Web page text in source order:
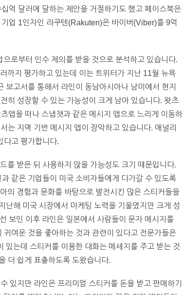
억 달러에 달하는 제안을 거절하기도 했고 페이스북은
업 1인자인 라쿠텐(Rakuten)은 바이버(Viber)를 9억
로부터 인수 제의를 받을 것으로 분석하고 있습니다.
지 평가하고 있는데 이는 트위터가 지난 11월 뉴욕
고서를 통해서 라인이 동남아시아나 남미에서 현지
히 성장할 수 있는 가능성이 크게 남아 있습니다. 왓츠
앱을 떠나 스냅챗과 같은 메시지 앱으로 느리게 이동하
는 지역 기반 메시지 앱이 장악하고 있습니다. 애널리
다고 평가합니다.
를 받은 뒤 사용하지 않을 가능성도 크기 때문입니다.
같은 기업들이 미국 소비자들에게 다가갈 수 있도록
의 경험과 문화를 바탕으로 발전시킨 많은 스티커들을
난해 미국 시장에서 마케팅 노력을 기울였지만 크게 성
보인 이후 라인은 일본에서 사람들이 문자 메시지를
여운 것을 좋아하는 것과 관련이 있다고 전문가들은
있는데 스티커를 이용한 대화는 메세지를 주고 받는 것
더 쉽게 표출하도록 도왔습니다.
있지만 라인은 프리미엄 스티커를 돈을 받고 판매하기